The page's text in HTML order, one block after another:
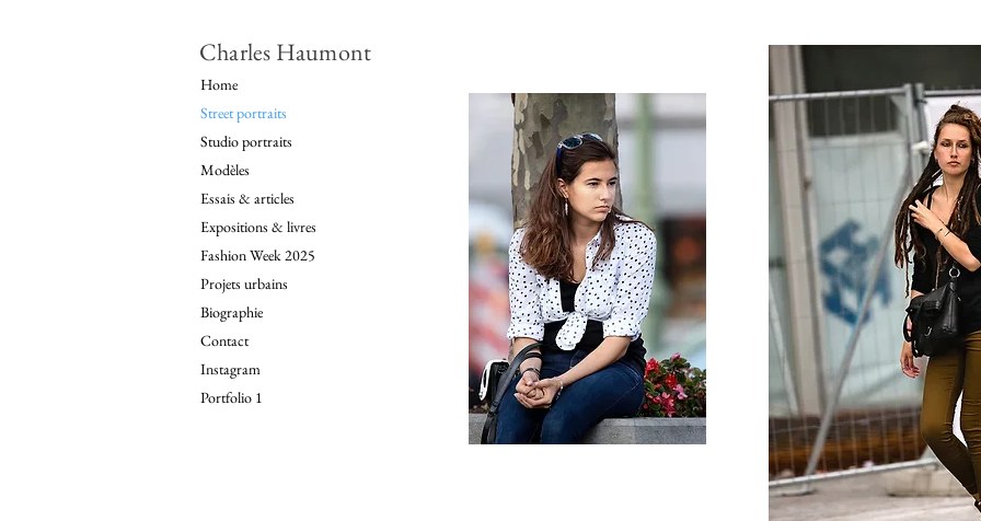
Charles Haumont
Home
Street portraits
Studio portraits
Modèles
Essais & articles
Expositions & livres
Fashion Week 2025
Projets urbains
Biographie
Contact
Instagram
Portfolio 1